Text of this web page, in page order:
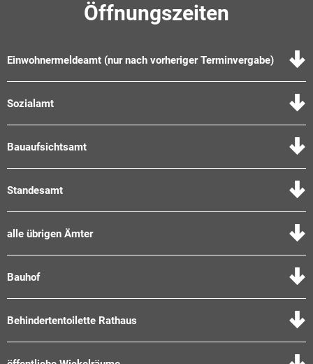
Öffnungszeiten
Einwohnermeldeamt (nur nach vorheriger Terminvergabe)
Sozialamt
Bauaufsichtsamt
Standesamt
alle übrigen Ämter
Bauhof
Behindertentoilette Rathaus